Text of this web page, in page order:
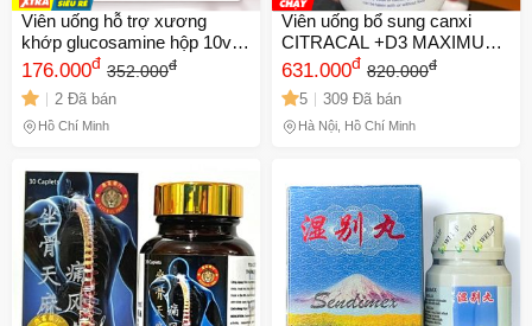
Viên uống hỗ trợ xương
khớp glucosamine hộp 10v
Bán Chạy TOP 1
176.000đ 352.000đ
2 Đã bán
Hồ Chí Minh
Viên uống bổ sung canxi
CITRACAL +D3 MAXIMUM
PLUS 280 viên - Hỗ trợ sức
khỏe xương chắc khỏe và
hấp thu canxi tối ưu
631.000đ 820.000đ
5 309 Đã bán
Hà Nội, Hồ Chí Minh